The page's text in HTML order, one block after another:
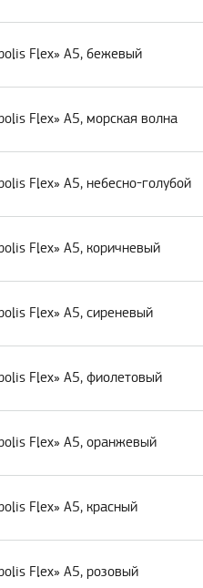
Flex» А5, бежевый
Flex» А5, морская волна
Flex» А5, небесно-голубой
Flex» А5, коричневый
Flex» А5, сиреневый
Flex» А5, фиолетовый
Flex» А5, оранжевый
Flex» А5, красный
Flex» А5, розовый